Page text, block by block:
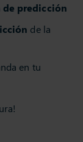
de predicción
de la
en tu